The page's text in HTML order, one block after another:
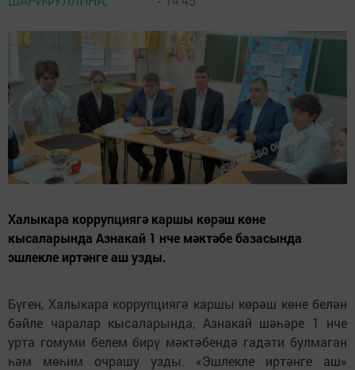
Халыкара коррупциягә каршы көрәш көне
кысаларында Азнакай 1 нче мәктәбе базасында
эшлекле иртәнге аш узды.
Бүген, Халыкара коррупциягә каршы көрәш көне белән
бәйле чаралар кысаларында, Азнакай шәһәре 1 нче
урта гомуми белем бирү мәктәбендә гадәти булмаган
һәм мөһим очрашу узды. «Эшлекле иртәнге аш»